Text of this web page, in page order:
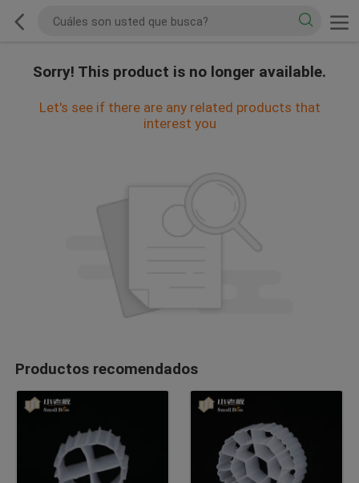
Sorry! This product is no longer available.
Let's see if there are any related products that
interest you
Productos recomendados